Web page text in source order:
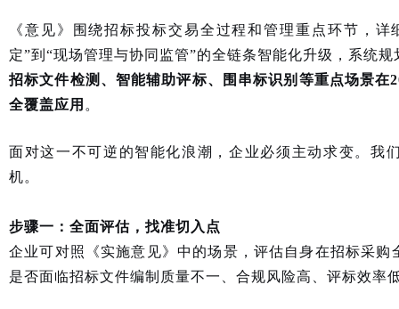
《意见》围绕招标投标交易全过程和管理重点环节，
定”到“现场管理与协同监管”的全链条智能化升级，系统
招标文件检测、智能辅助评标、围串标识别等重点场景在
全覆盖应用 。
面对这一不可逆的智能化浪潮，企业必须主动求变。我
机。
步骤一：全面评估，找准切入点
企业可对照《实施意见》中的场景，评估自身在招标采购
是否面临招标文件编制质量不一、合规风险高、评标效率